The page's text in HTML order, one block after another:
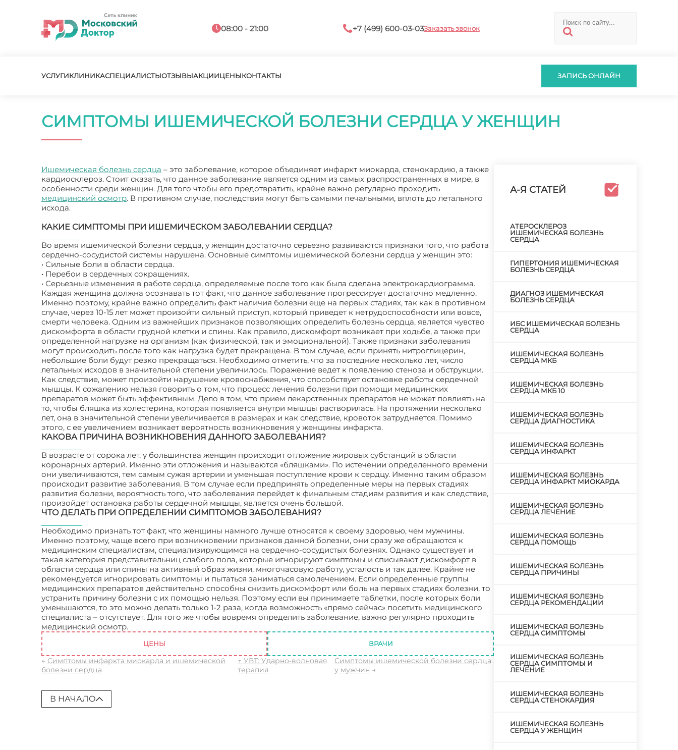
08:00 - 21:00 +7 (499) 600-03-03Заказать звонок
УСЛУГИКЛИНИКАСПЕЦИАЛИСТЫОТЗЫВЫАКЦИИЦЕНЫКОНТАКТЫ ЗАПИСЬ ОНЛАЙН
СИМПТОМЫ ИШЕМИЧЕСКОЙ БОЛЕЗНИ СЕРДЦА У ЖЕНЩИН
Ишемическая болезнь сердца – это заболевание, которое объединяет инфаркт миокарда, стенокардию, а также
кардиосклероз. Стоит сказать, что данное заболевание является одним из самых распространенных в мире, в
особенности среди женщин. Для того чтобы его предотвратить, крайне важно регулярно проходить
медицинский осмотр. В противном случае, последствия могут быть самыми печальными, вплоть до летального
исхода.
КАКИЕ СИМПТОМЫ ПРИ ИШЕМИЧЕСКОМ ЗАБОЛЕВАНИИ СЕРДЦА?
Во время ишемической болезни сердца, у женщин достаточно серьезно развиваются признаки того, что работа
сердечно-сосудистой системы нарушена. Основные симптомы ишемической болезни сердца у женщин это:
• Сильные боли в области сердца.
• Перебои в сердечных сокращениях.
• Серьезные изменения в работе сердца, определяемые после того как была сделана электрокардиограмма.
Каждая женщина должна осознавать тот факт, что данное заболевание прогрессирует достаточно медленно.
Именно поэтому, крайне важно определить факт наличия болезни еще на первых стадиях, так как в противном
случае, через 10-15 лет может произойти сильный приступ, который приведет к нетрудоспособности или вовсе,
смерти человека. Одним из важнейших признаков позволяющих определить болезнь сердца, является чувство
дискомфорта в области грудной клетки и спины. Как правило, дискомфорт возникает при ходьбе, а также при
определенной нагрузке на организм (как физической, так и эмоциональной). Также признаки заболевания
могут происходить после того как нагрузка будет прекращена. В том случае, если принять нитроглицерин,
небольшие боли будут резко прекращаться. Необходимо отметить, что за последние несколько лет, число
летальных исходов в значительной степени увеличилось. Поражение ведет к появлению стеноза и обструкции.
Как следствие, может произойти нарушение кровоснабжения, что способствует остановке работы сердечной
мышцы. К сожалению нельзя говорить о том, что процесс лечения болезни при помощи медицинских
препаратов может быть эффективным. Дело в том, что прием лекарственных препаратов не может повлиять на
то, чтобы бляшка из холестерина, которая появляется внутри мышцы растворилась. На протяжении несколько
лет, она в значительной степени увеличивается в размерах и как следствие, кровоток затрудняется. Помимо
этого, с ее увеличением возникает вероятность возникновения у женщины инфаркта.
КАКОВА ПРИЧИНА ВОЗНИКНОВЕНИЯ ДАННОГО ЗАБОЛЕВАНИЯ?
В возрасте от сорока лет, у большинства женщин происходит отложение жировых субстанций в области
коронарных артерий. Именно эти отложения и называются «бляшками». По истечении определенного времени
они увеличиваются, тем самым сужая артерии и уменьшая поступление крови к сердцу. Именно таким образом
происходит развитие заболевания. В том случае если предпринять определенные меры на первых стадиях
развития болезни, вероятность того, что заболевания перейдет к финальным стадиям развития и как следствие,
произойдет остановка работы сердечной мышцы, является очень большой.
ЧТО ДЕЛАТЬ ПРИ ОПРЕДЕЛЕНИИ СИМПТОМОВ ЗАБОЛЕВАНИЯ?
Необходимо признать тот факт, что женщины намного лучше относятся к своему здоровью, чем мужчины.
Именно поэтому, чаще всего при возникновении признаков данной болезни, они сразу же обращаются к
медицинским специалистам, специализирующимся на сердечно-сосудистых болезнях. Однако существует и
такая категория представительниц слабого пола, которые игнорируют симптомы и списывают дискомфорт в
области сердца или спины на активный образ жизни, многочасовую работу, усталость и так далее. Крайне не
рекомендуется игнорировать симптомы и пытаться заниматься самолечением. Если определенные группы
медицинских препаратов действительно способны снизить дискомфорт или боль на первых стадиях болезни, то
устранить причину болезни с их помощью нельзя. Поэтому если вы принимаете таблетки, после которых боли
уменьшаются, то это можно делать только 1-2 раза, когда возможность «прямо сейчас» посетить медицинского
специалиста – отсутствует. Для того же чтобы вовремя определить заболевание, важно регулярно проходить
медицинский осмотр.
ЦЕНЫ ВРАЧИ
← Симптомы инфаркта миокарда и ишемической
болезни сердца
↑ УВТ: Ударно-волновая
терапия
Симптомы ишемической болезни сердца
у мужчин →
В НАЧАЛО
А-Я СТАТЕЙ
АТЕРОСКЛЕРОЗ
ИШЕМИЧЕСКАЯ БОЛЕЗНЬ
СЕРДЦА
ГИПЕРТОНИЯ ИШЕМИЧЕСКАЯ
БОЛЕЗНЬ СЕРДЦА
ДИАГНОЗ ИШЕМИЧЕСКАЯ
БОЛЕЗНЬ СЕРДЦА
ИБС ИШЕМИЧЕСКАЯ БОЛЕЗНЬ
СЕРДЦА
ИШЕМИЧЕСКАЯ БОЛЕЗНЬ
СЕРДЦА МКБ
ИШЕМИЧЕСКАЯ БОЛЕЗНЬ
СЕРДЦА МКБ 10
ИШЕМИЧЕСКАЯ БОЛЕЗНЬ
СЕРДЦА ДИАГНОСТИКА
ИШЕМИЧЕСКАЯ БОЛЕЗНЬ
СЕРДЦА ИНФАРКТ
ИШЕМИЧЕСКАЯ БОЛЕЗНЬ
СЕРДЦА ИНФАРКТ МИОКАРДА
ИШЕМИЧЕСКАЯ БОЛЕЗНЬ
СЕРДЦА ЛЕЧЕНИЕ
ИШЕМИЧЕСКАЯ БОЛЕЗНЬ
СЕРДЦА ПОМОЩЬ
ИШЕМИЧЕСКАЯ БОЛЕЗНЬ
СЕРДЦА ПРИЧИНЫ
ИШЕМИЧЕСКАЯ БОЛЕЗНЬ
СЕРДЦА РЕКОМЕНДАЦИИ
ИШЕМИЧЕСКАЯ БОЛЕЗНЬ
СЕРДЦА СИМПТОМЫ
ИШЕМИЧЕСКАЯ БОЛЕЗНЬ
СЕРДЦА СИМПТОМЫ И
ЛЕЧЕНИЕ
ИШЕМИЧЕСКАЯ БОЛЕЗНЬ
СЕРДЦА СТЕНОКАРДИЯ
ИШЕМИЧЕСКАЯ БОЛЕЗНЬ
СЕРДЦА У ЖЕНЩИН